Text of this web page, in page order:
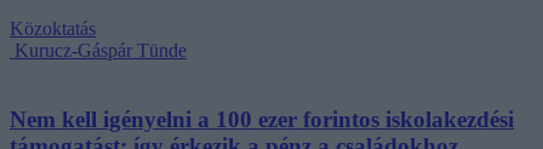
Közoktatás
Kurucz-Gáspár Tünde
Nem kell igényelni a 100 ezer forintos iskolakezdési